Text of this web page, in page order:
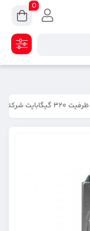
شرکتی
0